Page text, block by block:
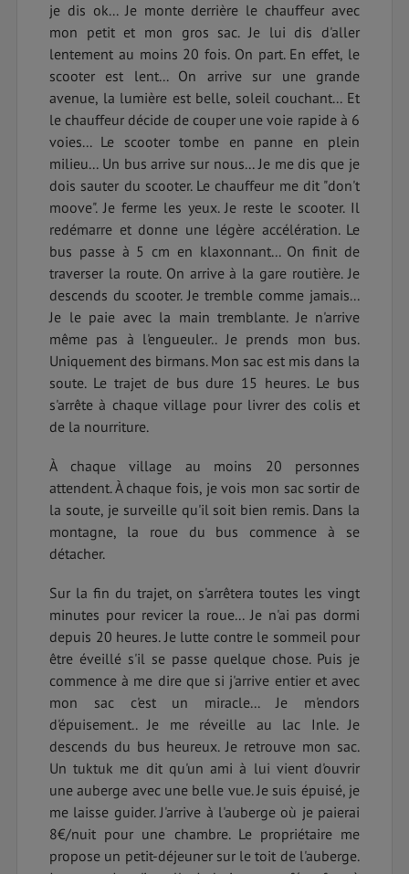
je dis ok... Je monte derrière le chauffeur avec
mon petit et mon gros sac. Je lui dis d'aller
lentement au moins 20 fois. On part. En effet, le
scooter est lent... On arrive sur une grande
avenue, la lumière est belle, soleil couchant... Et
le chauffeur décide de couper une voie rapide à 6
voies... Le scooter tombe en panne en plein
milieu... Un bus arrive sur nous... Je me dis que je
dois sauter du scooter. Le chauffeur me dit "don't
moove". Je ferme les yeux. Je reste le scooter. Il
redémarre et donne une légère accélération. Le
bus passe à 5 cm en klaxonnant... On finit de
traverser la route. On arrive à la gare routière. Je
descends du scooter. Je tremble comme jamais...
Je le paie avec la main tremblante. Je n'arrive
même pas à l'engueuler.. Je prends mon bus.
Uniquement des birmans. Mon sac est mis dans la
soute. Le trajet de bus dure 15 heures. Le bus
s'arrête à chaque village pour livrer des colis et
de la nourriture.
À chaque village au moins 20 personnes
attendent. À chaque fois, je vois mon sac sortir de
la soute, je surveille qu'il soit bien remis. Dans la
montagne, la roue du bus commence à se
détacher.
Sur la fin du trajet, on s'arrêtera toutes les vingt
minutes pour revicer la roue... Je n'ai pas dormi
depuis 20 heures. Je lutte contre le sommeil pour
être éveillé s'il se passe quelque chose. Puis je
commence à me dire que si j'arrive entier et avec
mon sac c'est un miracle... Je m'endors
d'épuisement.. Je me réveille au lac Inle. Je
descends du bus heureux. Je retrouve mon sac.
Un tuktuk me dit qu'un ami à lui vient d'ouvrir
une auberge avec une belle vue. Je suis épuisé, je
me laisse guider. J'arrive à l'auberge où je paierai
8€/nuit pour une chambre. Le propriétaire me
propose un petit-déjeuner sur le toit de l'auberge.